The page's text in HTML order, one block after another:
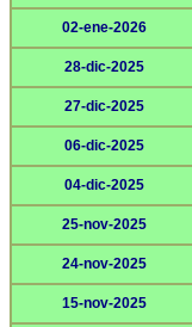
02-ene-2026
28-dic-2025
27-dic-2025
06-dic-2025
04-dic-2025
25-nov-2025
24-nov-2025
15-nov-2025